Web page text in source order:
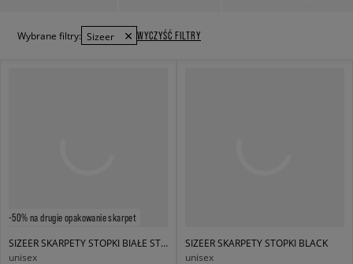
Wybrane filtry: Sizeer WYCZYŚĆ FILTRY
-50% na drugie opakowanie skarpet
SIZEER SKARPETY STOPKI BIAŁE STOPKI
unisex
SIZEER SKARPETY STOPKI BLACK
unisex